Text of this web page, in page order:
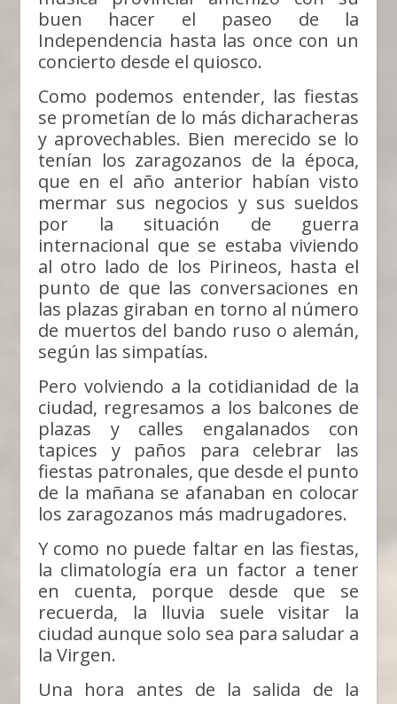
buen hacer el paseo de la
Independencia hasta las once con un
concierto desde el quiosco.
Como podemos entender, las fiestas
se prometían de lo más dicharacheras
y aprovechables. Bien merecido se lo
tenían los zaragozanos de la época,
que en el año anterior habían visto
mermar sus negocios y sus sueldos
por la situación de guerra
internacional que se estaba viviendo
al otro lado de los Pirineos, hasta el
punto de que las conversaciones en
las plazas giraban en torno al número
de muertos del bando ruso o alemán,
según las simpatías.
Pero volviendo a la cotidianidad de la
ciudad, regresamos a los balcones de
plazas y calles engalanados con
tapices y paños para celebrar las
fiestas patronales, que desde el punto
de la mañana se afanaban en colocar
los zaragozanos más madrugadores.
Y como no puede faltar en las fiestas,
la climatología era un factor a tener
en cuenta, porque desde que se
recuerda, la lluvia suele visitar la
ciudad aunque solo sea para saludar a
la Virgen.
Una hora antes de la salida de la